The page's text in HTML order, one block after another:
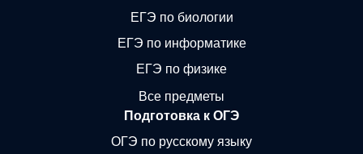
ЕГЭ по биологии
ЕГЭ по информатике
ЕГЭ по физике
Все предметы
Подготовка к ОГЭ
ОГЭ по русскому языку